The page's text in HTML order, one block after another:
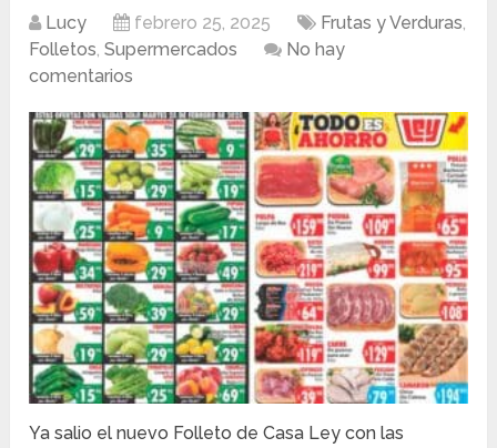
Lucy febrero 25, 2025 Frutas y Verduras,
Folletos,Supermercados
No hay
comentarios
Ya salio el nuevo Folleto de Casa Ley con las